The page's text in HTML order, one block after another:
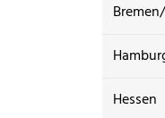
Hessen